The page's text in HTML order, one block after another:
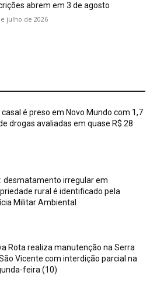
abrem em 3 de agosto
julho de 2026
casal é preso em Novo Mundo com 1,7
drogas avaliadas em quase R$ 28
desmatamento irregular em
rural é identificado pela
Militar Ambiental
Rota realiza manutenção na Serra
Vicente com interdição parcial na
feira (10)